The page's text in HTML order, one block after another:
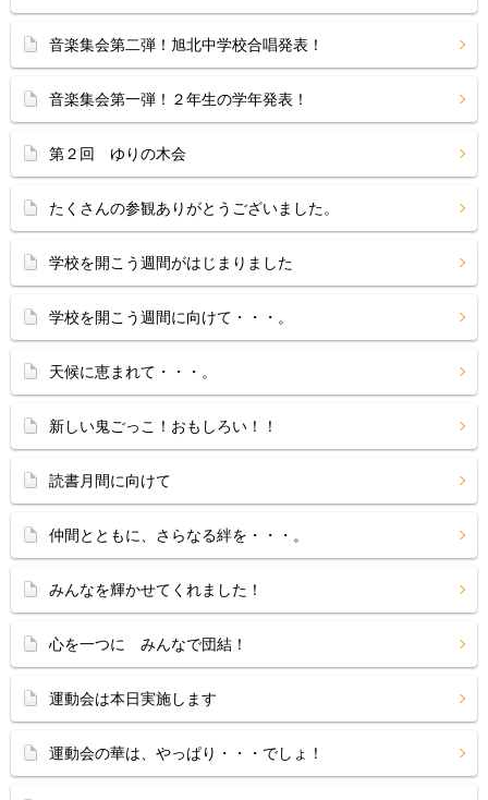
音楽集会第二弾！旭北中学校合唱発表！
音楽集会第一弾！２年生の学年発表！
第２回 ゆりの木会
たくさんの参観ありがとうございました。
学校を開こう週間がはじまりました
学校を開こう週間に向けて・・・。
天候に恵まれて・・・。
新しい鬼ごっこ！おもしろい！！
読書月間に向けて
仲間とともに、さらなる絆を・・・。
みんなを輝かせてくれました！
心を一つに みんなで団結！
運動会は本日実施します
運動会の華は、やっぱり・・・でしょ！